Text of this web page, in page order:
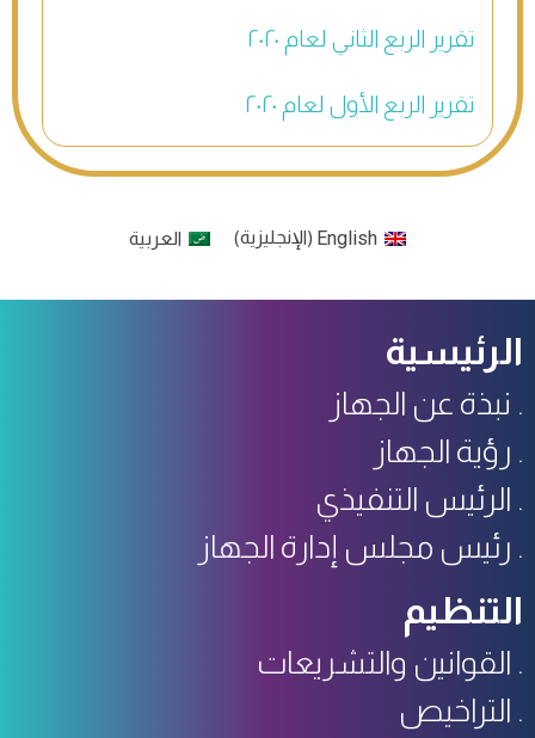
تقرير الربع الثاني لعام ٢٠٢٠
تقرير الربع الأول لعام ٢٠٢٠
English
(الإنجليزية) العربية
الرئيسية
نبذة عن الجهاز
رؤية الجهاز
الرئيس التنفيذي
رئيس مجلس إدارة الجهاز
التنظيم
القوانين والتشريعات
التراخيص